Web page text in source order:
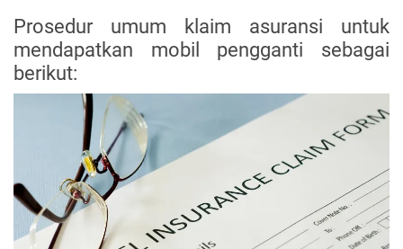
Prosedur umum klaim asuransi untuk
mendapatkan mobil pengganti sebagai
berikut: